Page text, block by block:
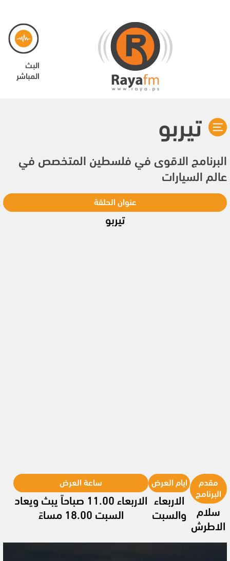
البث
المباشر
تيربو
البرنامج الاقوى في فلسطين المتخصص في
عالم السيارات
عنوان الحلقة
تيربو
مقدم
البرنامج
سلام
الاطرش
ايام العرض
الاربعاء
والسبت
ساعة العرض
الاربعاء 11.00 صباحاً يبث ويعاد
السبت 18.00 مساءً